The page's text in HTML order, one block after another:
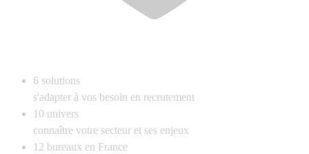
6 solutions
s'adapter à vos besoin en recrutement
10 univers
connaître votre secteur et ses enjeux
12 bureaux en France